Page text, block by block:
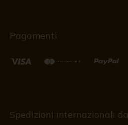
Pagamenti
Spedizioni internazionali da